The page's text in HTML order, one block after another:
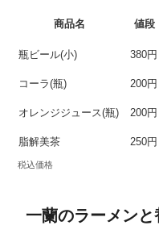
商品名 値段
瓶ビール(小) 380円
コーラ(瓶) 200円
オレンジジュース(瓶) 200円
脂解美茶 250円
税込価格
一蘭のラーメンと